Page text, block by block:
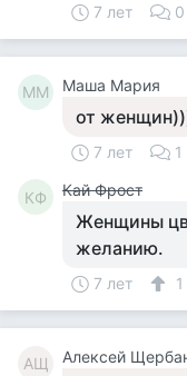
7 лет 0
ММ Маша Мария
от
7 лет 1
КФ Кай Фрост
Женщины
желанию.
7 лет 1
АЩ Алексей